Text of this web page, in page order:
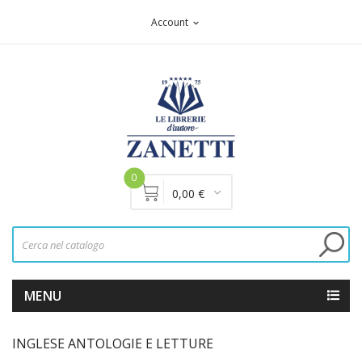
Account expand_more
0
0,00 €
MENU
INGLESE ANTOLOGIE E LETTURE